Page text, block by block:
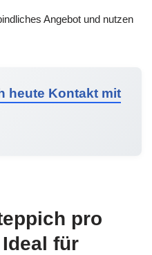
Angebot und nutzen
heute Kontakt mit
pro
für